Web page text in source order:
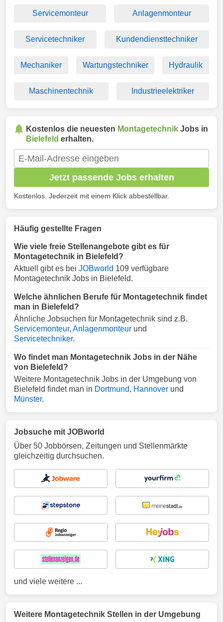
Servicemonteur Anlagenmonteur
Servicetechniker Kundendiensttechniker
Mechaniker Wartungstechniker Hydraulik
Maschinentechnik Industrieelektriker
Kostenlos die neuesten Montagetechnik Jobs in
Bielefeld erhalten.
Jetzt passende Jobs erhalten
Kostenlos. Jederzeit mit einem Klick abbestellbar.
Häufig gestellte Fragen
Wie viele freie Stellenangebote gibt es für
Montagetechnik in Bielefeld?
Aktuell gibt es bei JOBworld 109 verfügbare
Montagetechnik Jobs in Bielefeld.
Welche ähnlichen Berufe für Montagetechnik findet
man in Bielefeld?
Ähnliche Jobsuchen für Montagetechnik sind z.B.
Servicemonteur, Anlagenmonteur und
Servicetechniker.
Wo findet man Montagetechnik Jobs in der Nähe
von Bielefeld?
Weitere Montagetechnik Jobs in der Umgebung von
Bielefeld findet man in Dortmund, Hannover und
Münster.
Jobsuche mit JOBworld
Über 50 Jobbörsen, Zeitungen und Stellenmärkte
gleichzeitig durchsuchen.
und viele weitere ...
Weitere Montagetechnik Stellen in der Umgebung